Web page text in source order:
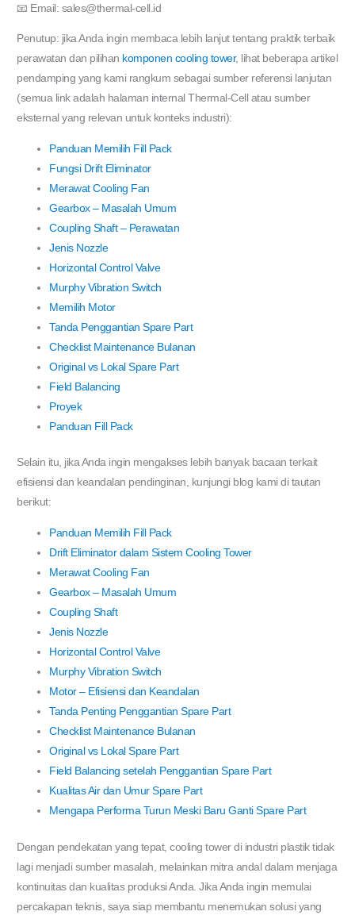
📧 Email: sales@thermal-cell.id
Penutup: jika Anda ingin membaca lebih lanjut tentang praktik terbaik
perawatan dan pilihan komponen cooling tower, lihat beberapa artikel
pendamping yang kami rangkum sebagai sumber referensi lanjutan
(semua link adalah halaman internal Thermal-Cell atau sumber
eksternal yang relevan untuk konteks industri):
Panduan Memilih Fill Pack
Fungsi Drift Eliminator
Merawat Cooling Fan
Gearbox – Masalah Umum
Coupling Shaft – Perawatan
Jenis Nozzle
Horizontal Control Valve
Murphy Vibration Switch
Memilih Motor
Tanda Penggantian Spare Part
Checklist Maintenance Bulanan
Original vs Lokal Spare Part
Field Balancing
Proyek
Panduan Fill Pack
Selain itu, jika Anda ingin mengakses lebih banyak bacaan terkait
efisiensi dan keandalan pendinginan, kunjungi blog kami di tautan
berikut:
Panduan Memilih Fill Pack
Drift Eliminator dalam Sistem Cooling Tower
Merawat Cooling Fan
Gearbox – Masalah Umum
Coupling Shaft
Jenis Nozzle
Horizontal Control Valve
Murphy Vibration Switch
Motor – Efisiensi dan Keandalan
Tanda Penting Penggantian Spare Part
Checklist Maintenance Bulanan
Original vs Lokal Spare Part
Field Balancing setelah Penggantian Spare Part
Kualitas Air dan Umur Spare Part
Mengapa Performa Turun Meski Baru Ganti Spare Part
Dengan pendekatan yang tepat, cooling tower di industri plastik tidak
lagi menjadi sumber masalah, melainkan mitra andal dalam menjaga
kontinuitas dan kualitas produksi Anda. Jika Anda ingin memulai
percakapan teknis, saya siap membantu menemukan solusi yang